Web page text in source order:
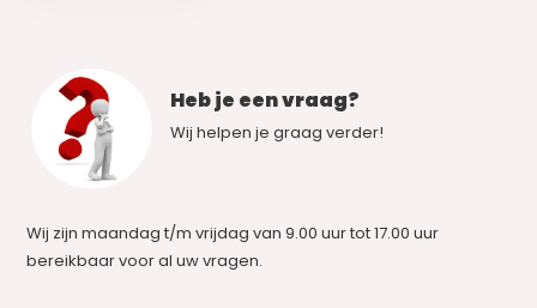
Heb je een vraag?
Wij helpen je graag verder!
Wij zijn maandag t/m vrijdag van 9.00 uur tot 17.00 uur
bereikbaar voor al uw vragen.